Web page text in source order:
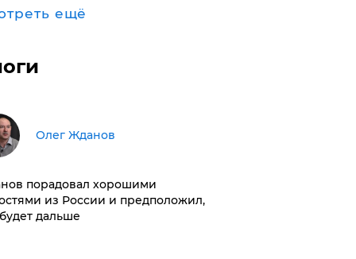
ещё
Олег Жданов
порадовал хорошими
из России и предположил,
дальше